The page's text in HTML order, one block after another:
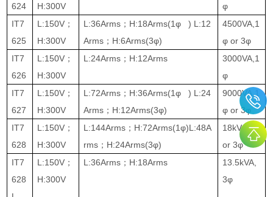
624
H:300V
φ
IT7
625
L:150V ；
H:300V
L:36Arms ； H:18Arms(1φ ) L:12
Arms ； H:6Arms(3φ)
4500VA,1
φ or 3φ
IT7
626
L:150V ；
H:300V
L:24Arms ； H:12Arms
3000VA,1
φ
IT7
627
L:150V ；
H:300V
L:72Arms ； H:36Arms(1φ ) L:24
Arms ； H:12Arms(3φ)
9000VA,1
φ or 3φ
IT7
628
L:150V ；
H:300V
L:144Arms ； H:72Arms(1φ)L:48A
rms ； H:24Arms(3φ)
18kVA,1φ
or 3φ
IT7
628
L:150V ；
H:300V
L:36Arms ； H:18Arms
13.5kVA,
3φ